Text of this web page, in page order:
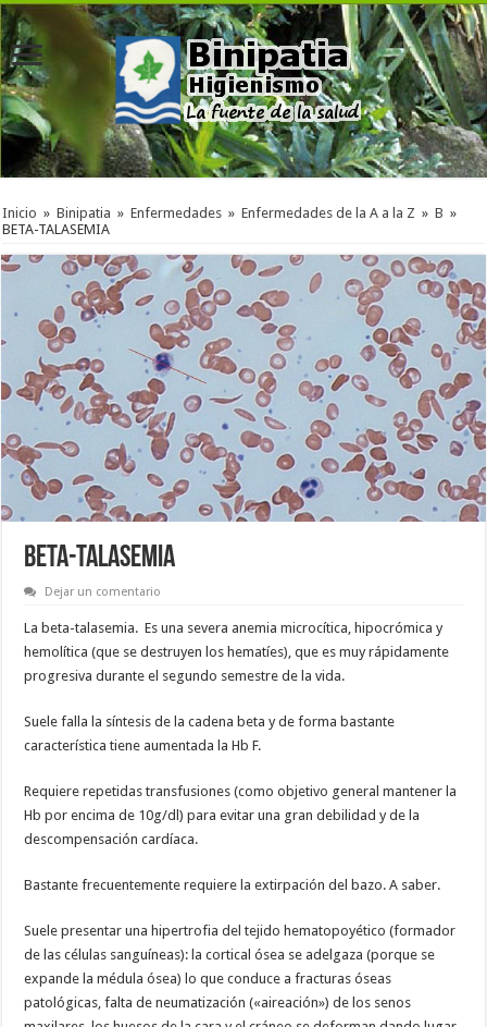
Inicio » Binipatia » Enfermedades » Enfermedades de la A a la Z » B »
BETA-TALASEMIA
BETA-TALASEMIA
Dejar un comentario
La beta-talasemia. Es una severa anemia microcítica, hipocrómica y
hemolítica (que se destruyen los hematíes), que es muy rápidamente
progresiva durante el segundo semestre de la vida.
Suele falla la síntesis de la cadena beta y de forma bastante
característica tiene aumentada la Hb F.
Requiere repetidas transfusiones (como objetivo general mantener la
Hb por encima de 10g/dl) para evitar una gran debilidad y de la
descompensación cardíaca.
Bastante frecuentemente requiere la extirpación del bazo. A saber.
Suele presentar una hipertrofia del tejido hematopoyético (formador
de las células sanguíneas): la cortical ósea se adelgaza (porque se
expande la médula ósea) lo que conduce a fracturas óseas
patológicas, falta de neumatización («aireación») de los senos